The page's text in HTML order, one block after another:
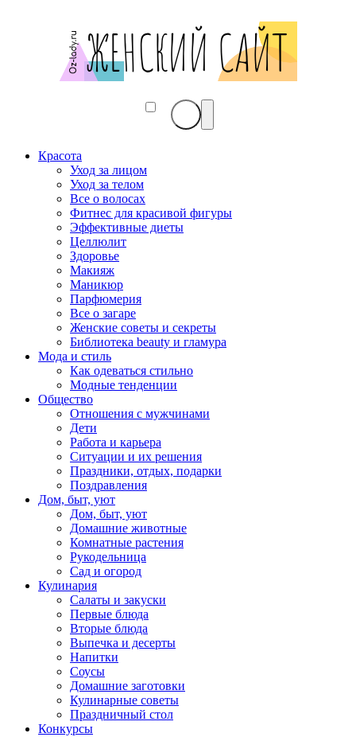
Красота
Уход за лицом
Уход за телом
Все о волосах
Фитнес для красивой фигуры
Эффективные диеты
Целлюлит
Здоровье
Макияж
Маникюр
Парфюмерия
Все о загаре
Женские советы и секреты
Библиотека beauty и гламура
Мода и стиль
Как одеваться стильно
Модные тенденции
Общество
Отношения с мужчинами
Дети
Работа и карьера
Ситуации и их решения
Праздники, отдых, подарки
Поздравления
Дом, быт, уют
Дом, быт, уют
Домашние животные
Комнатные растения
Рукодельница
Сад и огород
Кулинария
Салаты и закуски
Первые блюда
Вторые блюда
Выпечка и десерты
Напитки
Соусы
Домашние заготовки
Кулинарные советы
Праздничный стол
Конкурсы